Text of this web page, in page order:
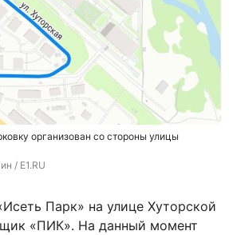
организован со стороны улицы
/ E1.RU
Парк» на улице Хуторской
«ПИК». На данный момент